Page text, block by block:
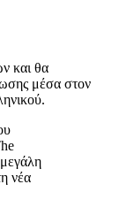
και θα
μέσα στον
νέα